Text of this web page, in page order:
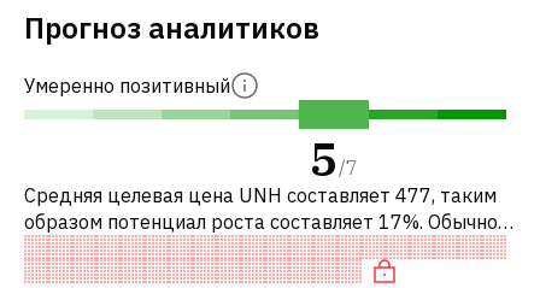
Прогноз аналитиков
Умеренно позитивный
5 /7
Средняя целевая цена UNH составляет 477, таким
образом потенциал роста составляет 17%. Обычно
это означает рекомендацию «ПОКУПАТЬ» среди
инвестиционных компаний или реком